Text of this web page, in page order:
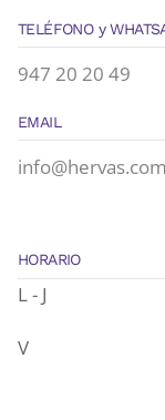
TELÉFONO y
947 20 20 49
EMAIL
info@hervas.com
HORARIO
L - J
V